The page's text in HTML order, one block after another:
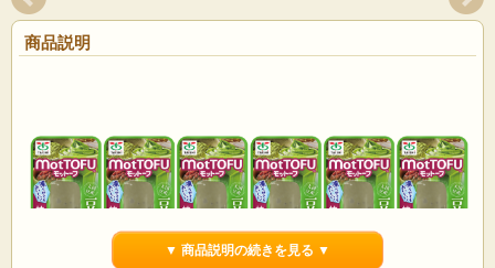
商品説明
▼ 商品説明の続きを見る ▼